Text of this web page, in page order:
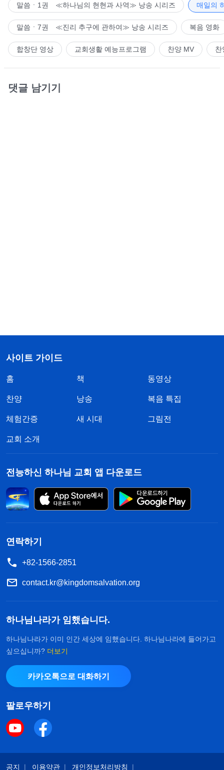
말씀ㆍ1권 ≪하나님의 현현과 사역≫ 낭송 시리즈 매일의
말씀ㆍ7권 ≪진리 추구에 관하여≫ 낭송 시리즈 복음 영화
합창단 영상 교회생활 예능프로그램 찬양 MV 찬
댓글 남기기
사이트 가이드
홈 책 동영상
찬양 낭송 복음 특집
체험간증 새 시대 그림전
교회 소개
전능하신 하나님 교회 앱 다운로드
연락하기
+82-1566-2851
contact.kr@kingdomsalvation.org
하나님나라가 임했습니다.
하나님나라가 이미 인간 세상에 임했습니다. 하나님나라에 들어가고
싶으십니까? 더보기
카카오톡으로 대화하기
팔로우하기
공지 이용약관 개인정보처리방침